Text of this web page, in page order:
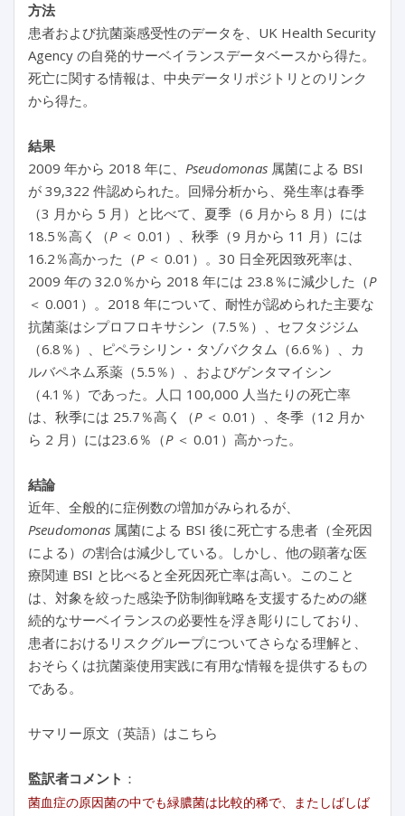
方法
患者および抗菌薬感受性のデータを、UK Health Security
Agency の自発的サーベイランスデータベースから得た。
死亡に関する情報は、中央データリポジトリとのリンク
から得た。
結果
2009 年から 2018 年に、 Pseudomonas 属菌による BSI
が 39,322 件認められた。回帰分析から、発生率は春季
（3 月から 5 月）と比べて、夏季（6 月から 8 月）には
18.5％高く（P＜ 0.01）、秋季（9 月から 11 月）には
16.2％高かった（P＜ 0.01）。30 日全死因致死率は、
2009 年の 32.0％から 2018 年には 23.8％に減少した（P
＜ 0.001）。2018 年について、耐性が認められた主要な
抗菌薬はシプロフロキサシン（7.5％）、セフタジジム
（6.8％）、ピペラシリン・タゾバクタム（6.6％）、カ
ルバペネム系薬（5.5％）、およびゲンタマイシン
（4.1％）であった。人口 100,000 人当たりの死亡率
は、秋季には 25.7％高く（P＜ 0.01）、冬季（12 月か
ら 2 月）には23.6％（P＜ 0.01）高かった。
結論
近年、全般的に症例数の増加がみられるが、
Pseudomonas 属菌による BSI 後に死亡する患者（全死因
による）の割合は減少している。しかし、他の顕著な医
療関連 BSI と比べると全死因死亡率は高い。このこと
は、対象を絞った感染予防制御戦略を支援するための継
続的なサーベイランスの必要性を浮き彫りにしており、
患者におけるリスクグループについてさらなる理解と、
おそらくは抗菌薬使用実践に有用な情報を提供するもの
である。
サマリー原文（英語）はこちら
監訳者コメント ：
菌血症の原因菌の中でも緑膿菌は比較的稀で、またしばしば